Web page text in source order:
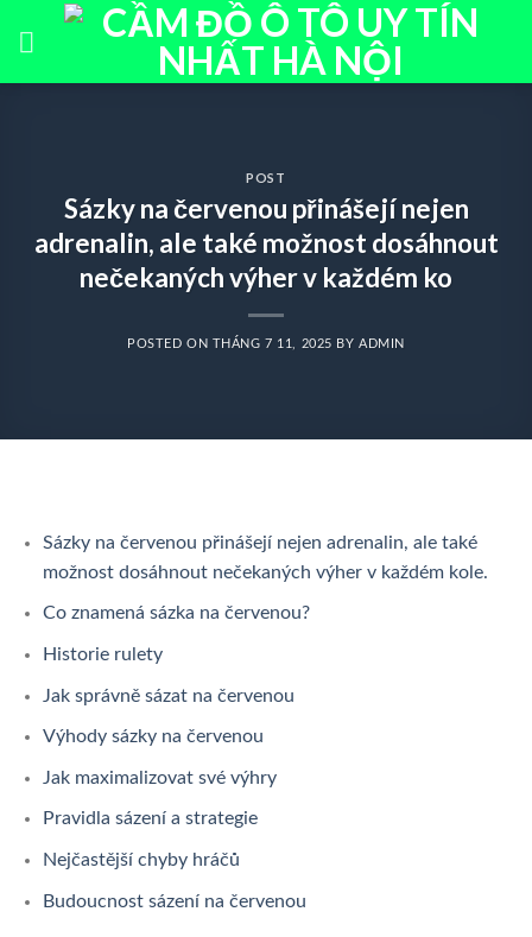
POST
Sázky na červenou přinášejí nejen
adrenalin, ale také možnost dosáhnout
nečekaných výher v každém ko
POSTED ON THÁNG 7 11, 2025 BY ADMIN
Sázky na červenou přinášejí nejen adrenalin, ale také
možnost dosáhnout nečekaných výher v každém kole.
Co znamená sázka na červenou?
Historie rulety
Jak správně sázat na červenou
Výhody sázky na červenou
Jak maximalizovat své výhry
Pravidla sázení a strategie
Nejčastější chyby hráčů
Budoucnost sázení na červenou